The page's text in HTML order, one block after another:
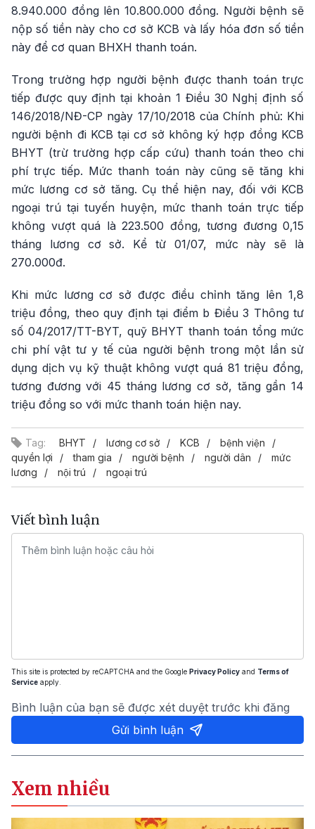
8.940.000 đồng lên 10.800.000 đồng. Người bệnh sẽ
nộp số tiền này cho cơ sở KCB và lấy hóa đơn số tiền
này để cơ quan BHXH thanh toán.
Trong trường hợp người bệnh được thanh toán trực
tiếp được quy định tại khoản 1 Điều 30 Nghị định số
146/2018/NĐ-CP ngày 17/10/2018 của Chính phủ: Khi
người bệnh đi KCB tại cơ sở không ký hợp đồng KCB
BHYT (trừ trường hợp cấp cứu) thanh toán theo chi
phí trực tiếp. Mức thanh toán này cũng sẽ tăng khi
mức lương cơ sở tăng. Cụ thể hiện nay, đối với KCB
ngoại trú tại tuyến huyện, mức thanh toán trực tiếp
không vượt quá là 223.500 đồng, tương đương 0,15
tháng lương cơ sở. Kể từ 01/07, mức này sẽ là
270.000đ.
Khi mức lương cơ sở được điều chỉnh tăng lên 1,8
triệu đồng, theo quy định tại điểm b Điều 3 Thông tư
số 04/2017/TT-BYT, quỹ BHYT thanh toán tổng mức
chi phí vật tư y tế của người bệnh trong một lần sử
dụng dịch vụ kỹ thuật không vượt quá 81 triệu đồng,
tương đương với 45 tháng lương cơ sở, tăng gần 14
triệu đồng so với mức thanh toán hiện nay.
Tag: BHYT lương cơ sở KCB
bệnh viện
quyền lợi
tham gia người bệnh người dân
mức
lương
nội trú ngoại trú
Viết bình luận
This site is protected by reCAPTCHA and the Google Privacy Policy and Terms of
Service apply.
Bình luận của bạn sẽ được xét duyệt trước khi đăng
Gửi bình luận
Xem nhiều